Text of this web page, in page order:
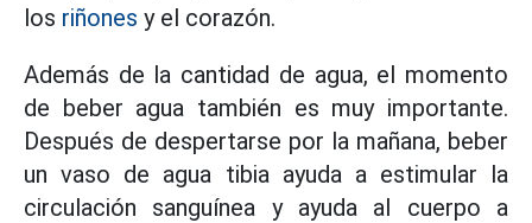
los riñones y el corazón.
Además de la cantidad de agua, el momento
de beber agua también es muy importante.
Después de despertarse por la mañana, beber
un vaso de agua tibia ayuda a estimular la
circulación sanguínea y ayuda al cuerpo a